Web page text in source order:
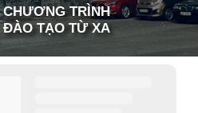
CHƯƠNG TRÌNH
ĐÀO TẠO TỪ XA